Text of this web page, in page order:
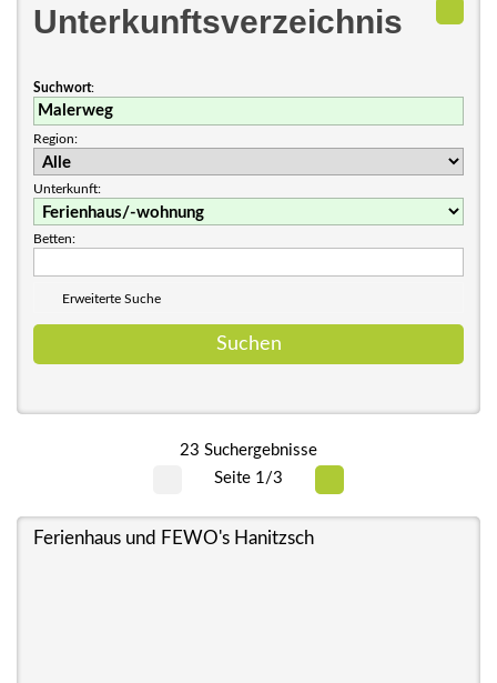
Unterkunftsverzeichnis
Suchwort:
Region:
Unterkunft:
Betten:
Erweiterte Suche
23 Suchergebnisse
Seite 1/3
Ferienhaus und FEWO's Hanitzsch